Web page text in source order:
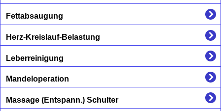
Fettabsaugung
Herz-Kreislauf-Belastung
Leberreinigung
Mandeloperation
Massage (Entspann.) Schulter